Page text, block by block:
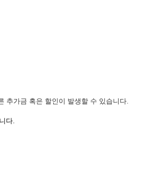
추가금 혹은 할인이 발생할 수 있습니다.
다.